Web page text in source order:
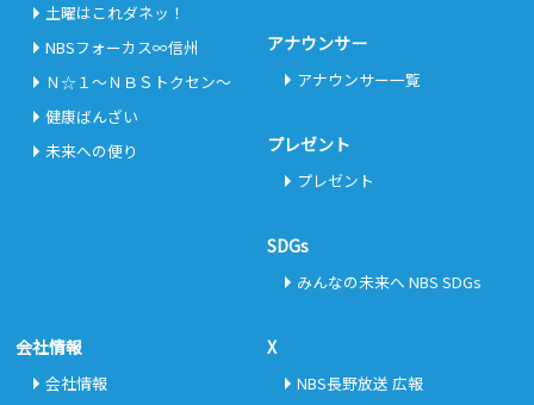
土曜はこれダネッ！
NBSフォーカス∞信州
Ｎ☆１～ＮＢＳトクセン～
健康ばんざい
未来への便り
アナウンサー
アナウンサー一覧
プレゼント
プレゼント
SDGs
みんなの未来へ NBS SDGs
会社情報
会社情報
X
NBS長野放送 広報